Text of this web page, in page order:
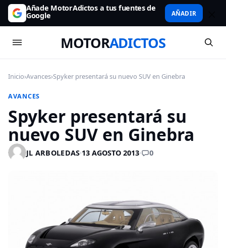
Añade MotorAdictos a tus fuentes de
Google AÑADIR
MOTORADICTOS
Inicio›Avances›Spyker presentará su nuevo SUV en Ginebra
AVANCES
Spyker presentará su
nuevo SUV en Ginebra
JL ARBOLEDAS·13 AGOSTO 2013· 0